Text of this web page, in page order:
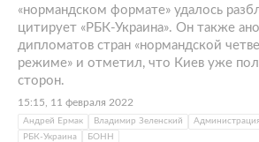
«нормандском формате» удалось
цитирует «РБК-Украина». Он также
дипломатов стран «нормандской
режиме» и отметил, что Киев уже
сторон.
15:15, 11 февраля 2022
Андрей Ермак Владимир Зеленский
РБК-Украина
БОНН